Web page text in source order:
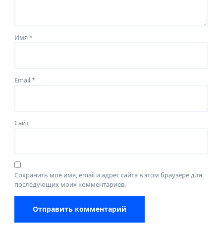
Имя*
Email*
Сайт
Сохранить моё имя, email и адрес сайта в этом браузере для
последующих моих комментариев.